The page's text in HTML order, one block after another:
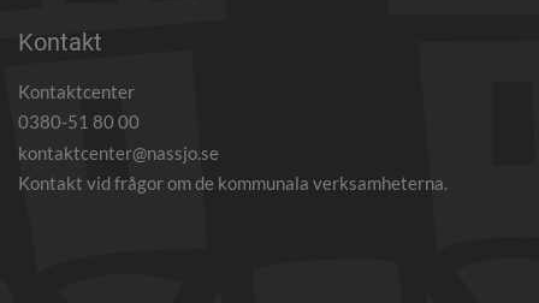
Kontakt
Kontaktcenter
0380-51 80 00
kontaktcenter@nassjo.se
Kontakt vid frågor om de kommunala verksamheterna.